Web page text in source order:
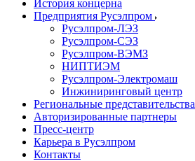
История концерна
Предприятия Русэлпром
Русэлпром-ЛЭЗ
Русэлпром-СЭЗ
Русэлпром-ВЭМЗ
НИПТИЭМ
Русэлпром-Электромаш
Инжиниринговый центр
Региональные представительства
Авторизированные партнеры
Пресс-центр
Карьера в Русэлпром
Контакты